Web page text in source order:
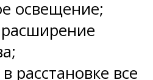
освещение;
расстановке все